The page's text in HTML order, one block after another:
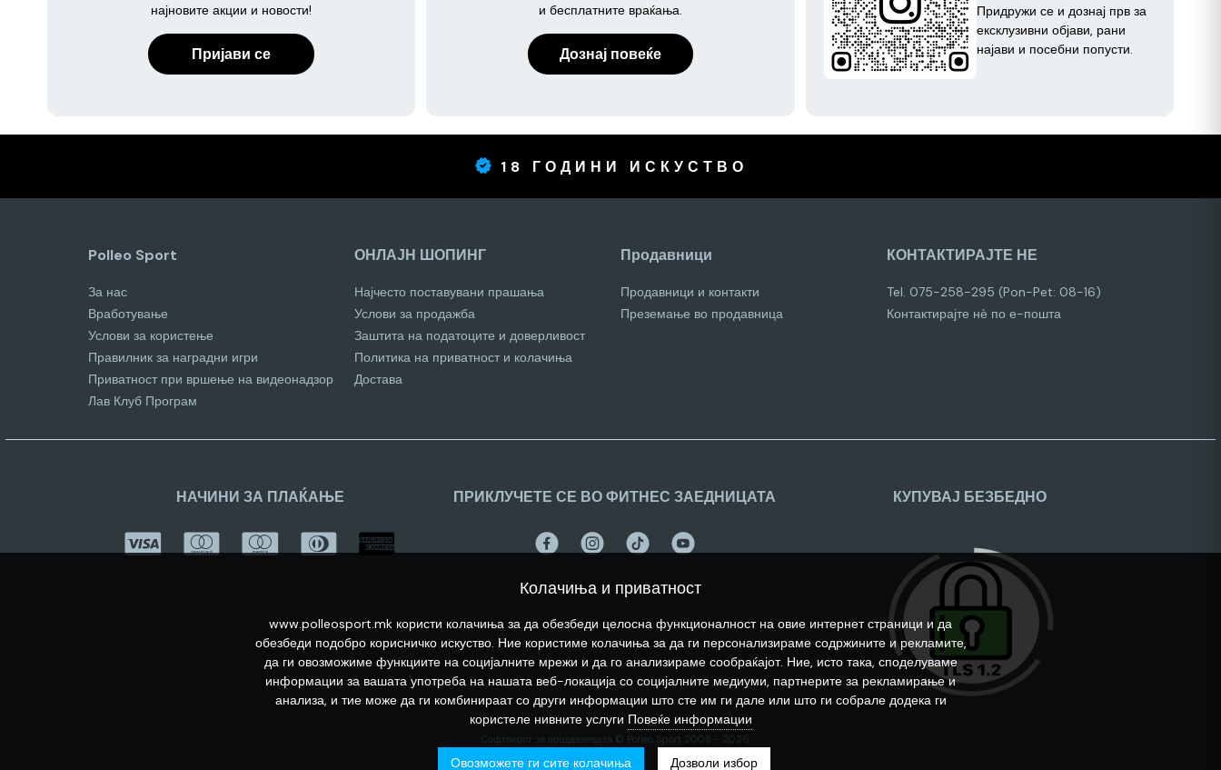
најновите акции и новости!
Пријави се
и бесплатните враќања.
Дознај повеќе
Придружи се и дознај прв за
ексклузивни објави, рани
најави и посебни попусти.
18 ГОДИНИ ИСКУСТВО
Polleo Sport
За нас
Вработување
Услови за користење
Правилник за наградни игри
Приватност при вршење на видеонадзор
Лав Клуб Програм
ОНЛАЈН ШОПИНГ
Најчесто поставувани прашања
Услови за продажба
Заштита на податоците и доверливост
Политика на приватност и колачиња
Достава
Продавници
Продавници и контакти
Преземање во продавница
КОНТАКТИРАЈТЕ НЕ
Tel. 075-258-295 (Pon-Pet: 08-16)
Контактирајте нѐ по е-пошта
НАЧИНИ ЗА ПЛАЌАЊЕ ПРИКЛУЧЕТЕ СЕ ВО ФИТНЕС ЗАЕДНИЦАТА КУПУВАЈ БЕЗБЕДНО
Софтверот за продавницата © Polleo Sport 2008 - 2026
Колачиња и приватност
www.polleosport.mk користи колачиња за да обезбеди целосна функционалност на овие интернет страници и да
обезбеди подобро корисничко искуство. Ние користиме колачиња за да ги персонализираме содржините и рекламите,
да ги овозможиме функциите на социјалните мрежи и да го анализираме сообраќајот. Ние, исто така, споделуваме
информации за вашата употреба на нашата веб-локација со социјалните медиуми, партнерите за рекламирање и
анализа, и тие може да ги комбинираат со други информации што сте им ги дале или што ги собрале додека ги
користеле нивните услуги Повеќе информации
Овозможете ги сите колачиња Дозволи избор